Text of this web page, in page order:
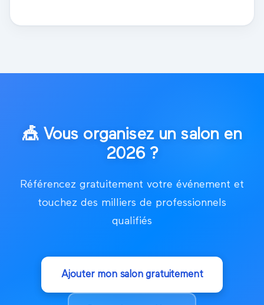
🎪Vous organisez un salon en
2026?
Référencez gratuitement votre événement et
touchez des milliers de professionnels
qualifiés
Ajouter mon salon gratuitement